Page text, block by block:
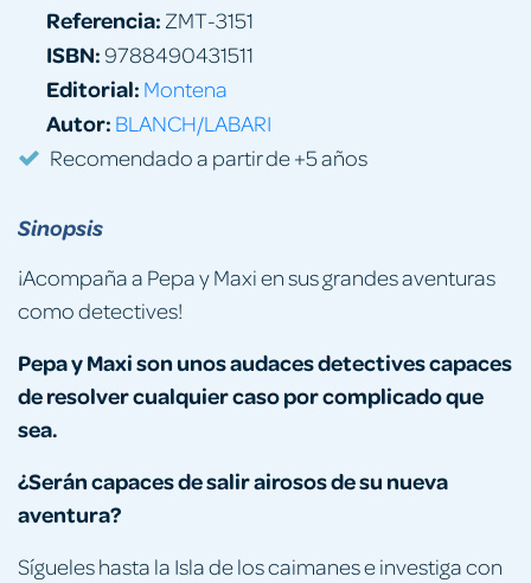
Sinopsis
¡Acompaña a Pepa y Maxi en sus grandes aventuras
como detectives!
Pepa y Maxi son unos audaces detectives capaces
de resolver cualquier caso por complicado que
sea.
¿Serán capaces de salir airosos de su nueva
aventura?
Sígueles hasta la Isla de los caimanes e investiga con
Referencia: ZMT-3151
ISBN:9788490431511
Editorial: Montena
Autor: BLANCH/LABARI
Recomendado a partir de +5 años